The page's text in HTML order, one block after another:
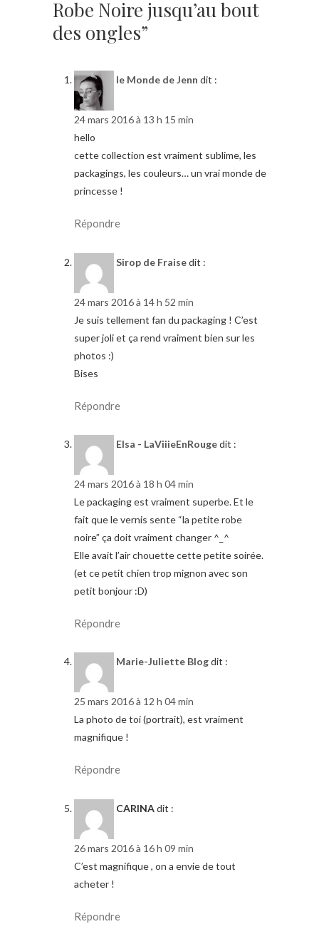
Robe Noire jusqu’au bout
des ongles”
le Monde de Jenn dit :
24 mars 2016 à 13 h 15 min
hello
cette collection est vraiment sublime, les
packagings, les couleurs… un vrai monde de
princesse !
Répondre
Sirop de Fraisedit :
24 mars 2016 à 14 h 52 min
Je suis tellement fan du packaging ! C’est
super joli et ça rend vraiment bien sur les
photos :)
Bises
Répondre
Elsa - LaViiieEnRougedit :
24 mars 2016 à 18 h 04 min
Le packaging est vraiment superbe. Et le
fait que le vernis sente “la petite robe
noire” ça doit vraiment changer ^_^
Elle avait l’air chouette cette petite soirée.
(et ce petit chien trop mignon avec son
petit bonjour :D)
Répondre
Marie-Juliette Blogdit :
25 mars 2016 à 12 h 04 min
La photo de toi (portrait), est vraiment
magnifique !
Répondre
CARINAdit :
26 mars 2016 à 16 h 09 min
C’est magnifique , on a envie de tout
acheter !
Répondre